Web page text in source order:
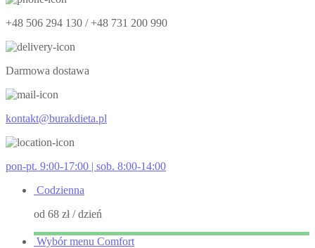
+48 506 294 130 / +48 731 200 990
Darmowa dostawa
kontakt@burakdieta.pl
pon-pt. 9:00-17:00 | sob. 8:00-14:00
Codzienna
od 68 zł/ dzień
Wybór menu Comfort